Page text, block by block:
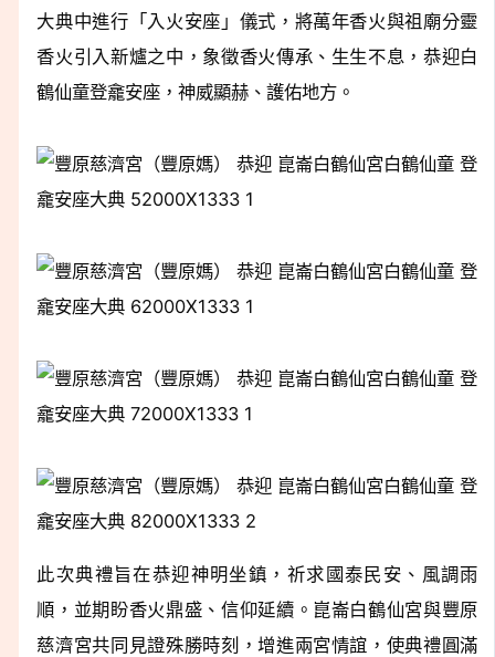
大典中進行「入火安座」儀式，將萬年香火與祖廟分靈
香火引入新爐之中，象徵香火傳承、生生不息，恭迎白
鶴仙童登龕安座，神威顯赫、護佑地方。
此次典禮旨在恭迎神明坐鎮，祈求國泰民安、風調雨
順，並期盼香火鼎盛、信仰延續。崑崙白鶴仙宮與豐原
慈濟宮共同見證殊勝時刻，增進兩宮情誼，使典禮圓滿